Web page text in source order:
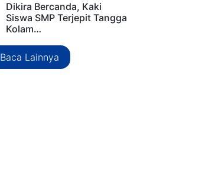
Dikira Bercanda, Kaki
Siswa SMP Terjepit Tangga
Kolam…
Baca Lainnya